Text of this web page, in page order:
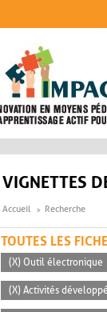
VIGNETTES
Accueil Recherche
TOUTES LES
(X) Outil électronique
(X) Activités